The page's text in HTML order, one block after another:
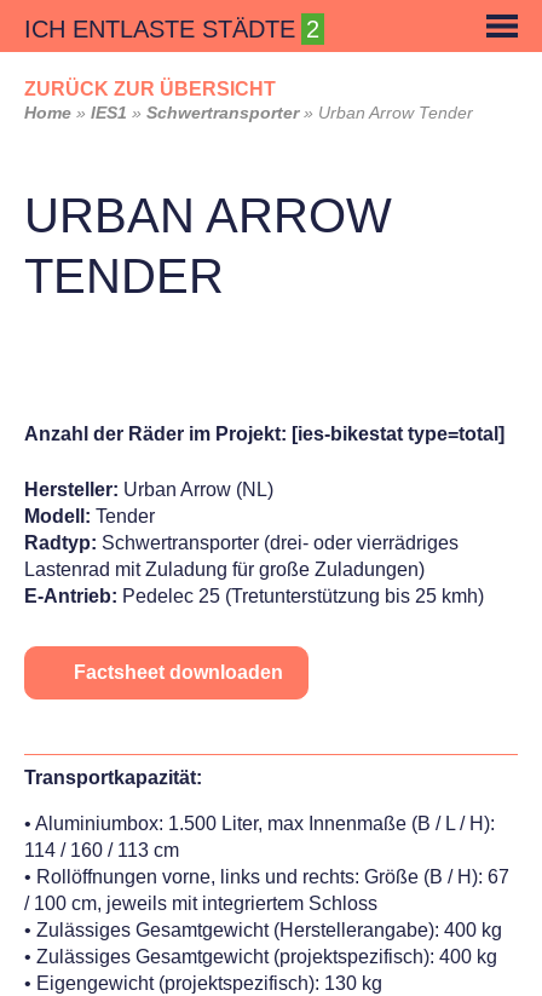
ICH ENTLASTE STÄDTE
ZURÜCK ZUR ÜBERSICHT
Home » IES1 » Schwertransporter » Urban Arrow Tender
URBAN ARROW
TENDER
Anzahl der Räder im Projekt: [ies-bikestat type=total]
Hersteller: Urban Arrow (NL)
Modell: Tender
Radtyp: Schwertransporter (drei- oder vierrädriges
Lastenrad mit Zuladung für große Zuladungen)
E-Antrieb: Pedelec 25 (Tretunterstützung bis 25 kmh)
Factsheet downloaden
Transportkapazität:
• Aluminiumbox: 1.500 Liter, max Innenmaße (B / L / H):
114 / 160 / 113 cm
• Rollöffnungen vorne, links und rechts: Größe (B / H): 67
/ 100 cm, jeweils mit integriertem Schloss
• Zulässiges Gesamtgewicht (Herstellerangabe): 400 kg
• Zulässiges Gesamtgewicht (projektspezifisch): 400 kg
• Eigengewicht (projektspezifisch): 130 kg